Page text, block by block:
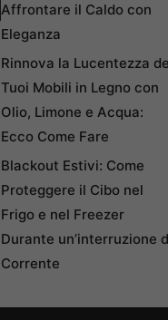
Affrontare il Caldo con
Eleganza
Rinnova la Lucentezza
Tuoi Mobili in Legno con
Olio, Limone e Acqua:
Ecco Come Fare
Blackout Estivi: Come
Proteggere il Cibo nel
Frigo e nel Freezer
Durante un’interruzione
Corrente